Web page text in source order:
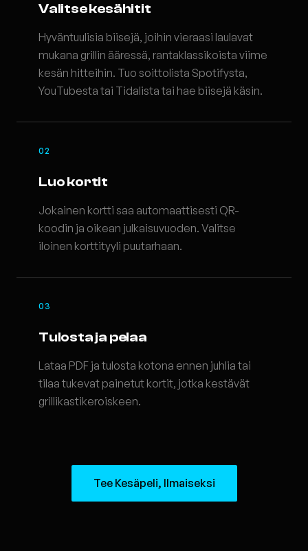
Valitse kesähitit
Hyväntuulisia biisejä, joihin vieraasi laulavat
mukana grillin ääressä, rantaklassikoista viime
kesän hitteihin. Tuo soittolista Spotifysta,
YouTubesta tai Tidalista tai hae biisejä käsin.
02
Luo kortit
Jokainen kortti saa automaattisesti QR-
koodin ja oikean julkaisuvuoden. Valitse
iloinen korttityyli puutarhaan.
03
Tulosta ja pelaa
Lataa PDF ja tulosta kotona ennen juhlia tai
tilaa tukevat painetut kortit, jotka kestävät
grillikastikeroiskeen.
Tee Kesäpeli, Ilmaiseksi